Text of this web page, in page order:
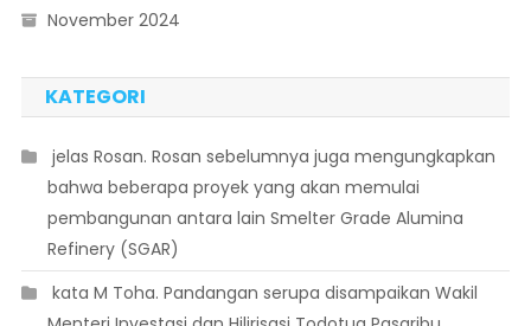
November 2024
KATEGORI
 jelas Rosan. Rosan sebelumnya juga mengungkapkan
bahwa beberapa proyek yang akan memulai
pembangunan antara lain Smelter Grade Alumina
Refinery (SGAR)
 kata M Toha. Pandangan serupa disampaikan Wakil